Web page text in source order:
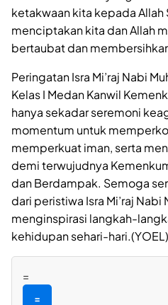
ketakwaan kita kepada Allah
menciptakan kita dan Allah
bertaubat dan
Peringatan Isra Mi’raj Nabi
Kelas I Medan Kanwil
hanya sekadar seremoni
momentum untuk
memperkuat iman, serta
demi terwujudnya
dan Berdampak. Semoga
dari peristiwa Isra Mi’raj Nabi
menginspirasi langkah-
kehidupan sehari-hari.(YOEL)
=
=